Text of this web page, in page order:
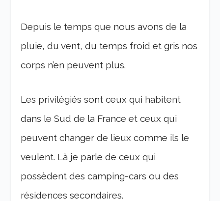
Depuis le temps que nous avons de la
pluie, du vent, du temps froid et gris nos
corps n’en peuvent plus.
Les privilégiés sont ceux qui habitent
dans le Sud de la France et ceux qui
peuvent changer de lieux comme ils le
veulent. Là je parle de ceux qui
possèdent des camping-cars ou des
résidences secondaires.